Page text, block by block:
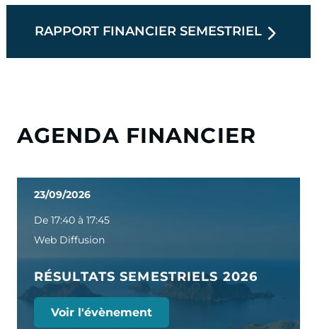
RAPPORT FINANCIER SEMESTRIEL
AGENDA FINANCIER
23/09/2026
De 17:40 à 17:45
Web Diffusion
RÉSULTATS SEMESTRIELS 2026
Voir l'évènement